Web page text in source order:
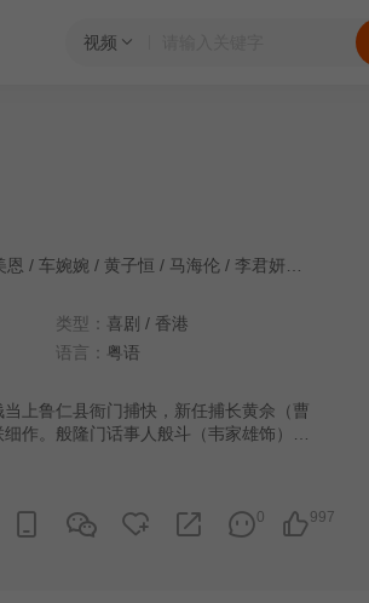
视频
恩 / 车婉婉 / 黄子恒 / 马海伦 / 李君妍
类型： 喜剧 / 香港
语言： 粤语
上鲁仁县衙门捕快，新任捕长黄佘（曹
作。般隆门话事人般斗（韦家雄饰）手
幕后主脑阴谋不绝，细作身分谜团重
难料……
997
0